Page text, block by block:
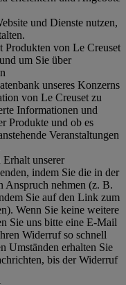
und Dienste nutzen,
Produkten von Le Creuset
um Sie über
unseres Konzerns
von Le Creuset zu
Informationen und
Produkte und ob es
Veranstaltungen
Erhalt unserer
indem Sie die in der
Anspruch nehmen (z. B.
Sie auf den Link zum
Wenn Sie keine weitere
Sie uns bitte eine E-Mail
Widerruf so schnell
Umständen erhalten Sie
bis der Widerruf